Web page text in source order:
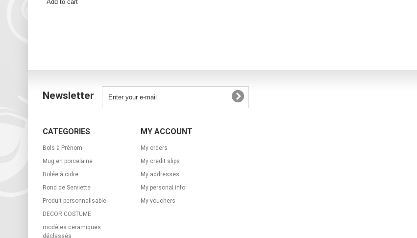
Add to cart
Newsletter
CATEGORIES
Bols à Prénom
Mug en porcelaine
Bolée à cidre
Rond de Serviette
Produit personnalisable
DECOR COSTUME
modèles ceramiques
déclassés
MY ACCOUNT
My orders
My credit slips
My addresses
My personal info
My vouchers